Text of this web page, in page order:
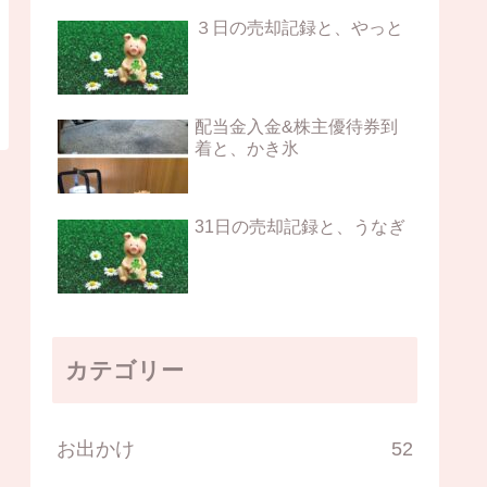
３日の売却記録と、やっと
配当金入金&株主優待券到
着と、かき氷
31日の売却記録と、うなぎ
カテゴリー
お出かけ 52